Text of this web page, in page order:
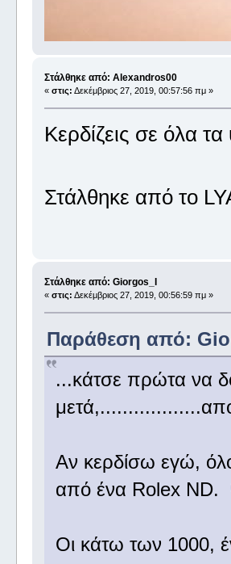
Στάλθηκε από: Alexandros00
« στις: Δεκέμβριος 27, 2019, 00:57:56 πμ »
Κερδίζεις σε όλα
Στάλθηκε από το
Στάλθηκε από: Giorgos_I
« στις: Δεκέμβριος 27, 2019, 00:56:59 πμ »
Παράθεση από:
...κάτσε πρώτα να
Αν κερδίσω εγώ,
από ένα Rolex ND.
Οι κάτω των 1000,